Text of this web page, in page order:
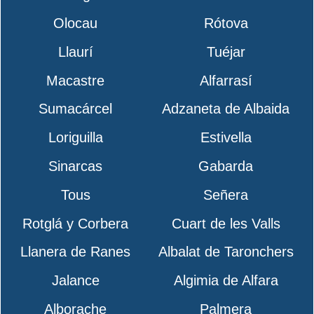
Olocau
Rótova
Llaurí
Tuéjar
Macastre
Alfarrasí
Sumacárcel
Adzaneta de Albaida
Loriguilla
Estivella
Sinarcas
Gabarda
Tous
Señera
Rotglá y Corbera
Cuart de les Valls
Llanera de Ranes
Albalat de Taronchers
Jalance
Algimia de Alfara
Alborache
Palmera